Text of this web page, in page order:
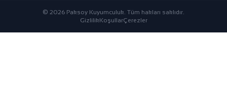
© 2026 Paksoy Kuyumculuk. Tüm hakları saklıdır.
GizlilikKoşullarÇerezler